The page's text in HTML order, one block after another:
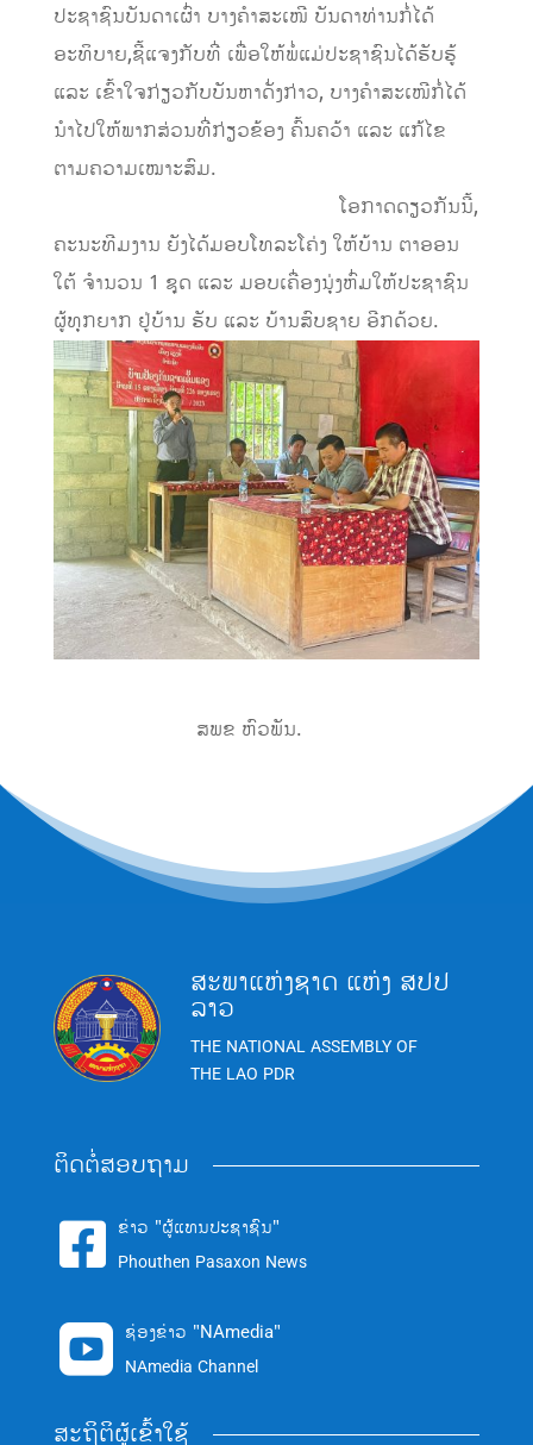
ປະຊາຊົນບັນດາເຜົ່າ ບາງຄຳສະເໜີ ບັນດາທ່ານກໍ່ໄດ້
ອະທິບາຍ,ຊີ້ແຈງກັບທີ່ ເພື່ອໃຫ້ພໍ່ແມ່ປະຊາຊົນໄດ້ຮັບຮູ້
ແລະ ເຂົ້າໃຈກ່ຽວກັບບັນຫາດັ່ງກ່າວ, ບາງຄຳສະເໜີກໍ່ໄດ້
ນຳໄປໃຫ້ພາກສ່ວນທີ່ກ່ຽວຂ້ອງ ຄົ້ນຄວ້າ ແລະ ແກ້ໄຂ
ຕາມຄວາມເໝາະສົມ.
ໂອກາດດຽວກັນນີ້,
ຄະນະທີມງານ ຍັງໄດ້ມອບໂທລະໂຄ່ງ ໃຫ້ບ້ານ ຕາອອນ
ໃຕ້ ຈຳນວນ 1 ຊຸດ ແລະ ມອບເຄື່ອງນຸ່ງຫົ່ມໃຫ້ປະຊາຊົນ
ຜູ້ທຸກຍາກ ຢູ່ບ້ານ ຮັບ ແລະ ບ້ານສົບຊາຍ ອີກດ້ວຍ.
ສພຂ ຫົວພັນ.
ສະພາແຫ່ງຊາດ ແຫ່ງ ສປປ
ລາວ
THE NATIONAL ASSEMBLY OF
THE LAO PDR
ຕິດຕໍ່ສອບຖາມ
 ຂ່າວ "ຜູ້ແທນປະຊາຊົນ"
Phouthen Pasaxon News
 ຊ່ອງຂ່າວ "NAmedia"
NAmedia Channel
ສະຖິຕິຜູ້ເຂົ້າໃຊ້